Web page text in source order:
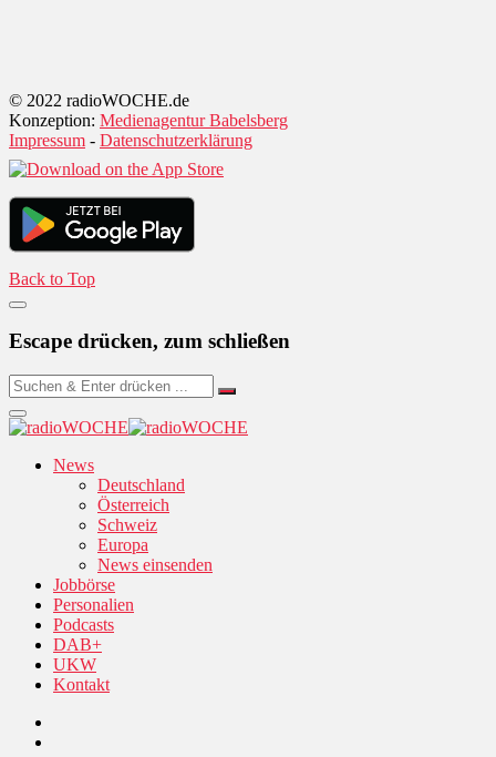
© 2022 radioWOCHE.de
Konzeption: Medienagentur Babelsberg
Impressum - Datenschutzerklärung
Back to Top
Escape drücken, zum schließen
News
Deutschland
Österreich
Schweiz
Europa
News einsenden
Jobbörse
Personalien
Podcasts
DAB+
UKW
Kontakt